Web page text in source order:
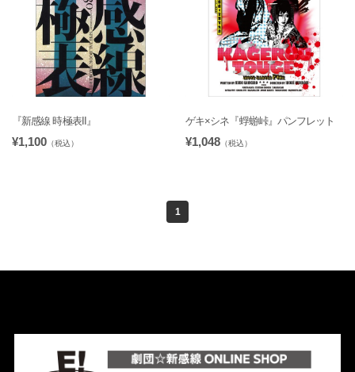
『新感線 時極表II』
¥1,100 （税込）
ゲキ×シネ『蜉蝣峠』パンフレット
¥1,048 （税込）
1